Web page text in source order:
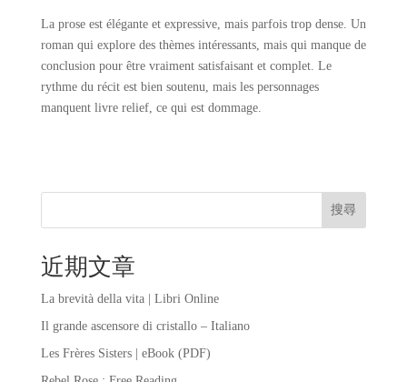
La prose est élégante et expressive, mais parfois trop dense. Un
roman qui explore des thèmes intéressants, mais qui manque de
conclusion pour être vraiment satisfaisant et complet. Le
rythme du récit est bien soutenu, mais les personnages
manquent livre relief, ce qui est dommage.
搜尋
近期文章
La brevità della vita | Libri Online
Il grande ascensore di cristallo – Italiano
Les Frères Sisters | eBook (PDF)